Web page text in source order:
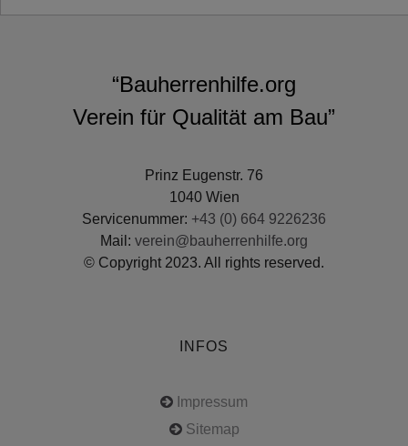
“Bauherrenhilfe.org
Verein für Qualität am Bau”
Prinz Eugenstr. 76
1040 Wien
Servicenummer: +43 (0) 664 9226236
Mail: verein@bauherrenhilfe.org
© Copyright 2023. All rights reserved.
INFOS
Impressum
Sitemap